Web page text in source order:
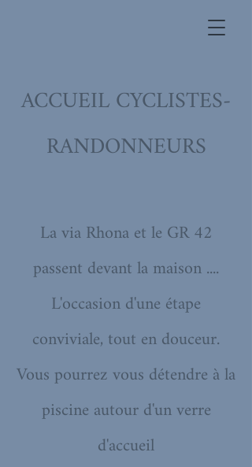
ACCUEIL CYCLISTES-
RANDONNEURS
La via Rhona et le GR 42
passent devant la maison ....
L'occasion d'une étape
conviviale, tout en douceur.
Vous pourrez vous détendre à la
piscine autour d'un verre
d'accueil